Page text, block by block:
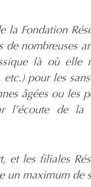
la Fondation
nombreuses
là où elle
pour les
âgées ou les
l’écoute de la
et les filiales
un maximum de